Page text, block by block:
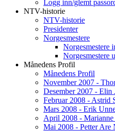
Logg inn/glemt
NTV-historie
NTV-historie
Presidenter
Norgesmestere
Norgesmestere
Norgesmestere
Månedens Profil
Månedens Profil
November 2007 -
Desember 2007 - Elin
Februar 2008 - Astrid
Mars 2008 - Erik
April 2008 -
Mai 2008 - Petter Are